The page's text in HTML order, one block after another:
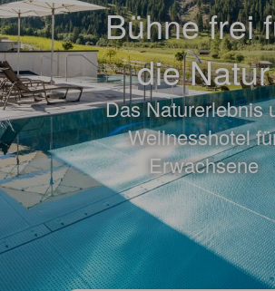
Bühne frei
die Natur
Das Naturerlebnis
Wellnesshotel
Erwachsene